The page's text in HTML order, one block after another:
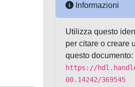
Informazioni
Utilizza questo
per citare o creare
questo documento:
https://
00.14242/369545